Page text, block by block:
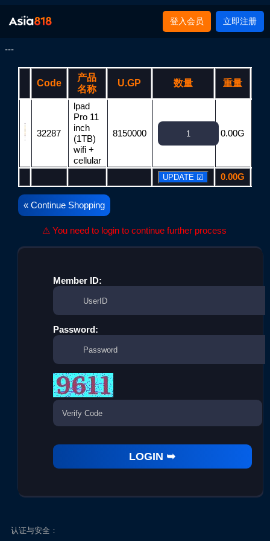
登入会员 立即注册
---
Code
产品
名称
U.GP 数量 重量
32287
lpad
Pro 11
inch
(1TB)
wifi +
cellular
8150000 0.00G
0.00G
« Continue Shopping
⚠ You need to login to continue further process
Member ID:
Password:
认证与安全：